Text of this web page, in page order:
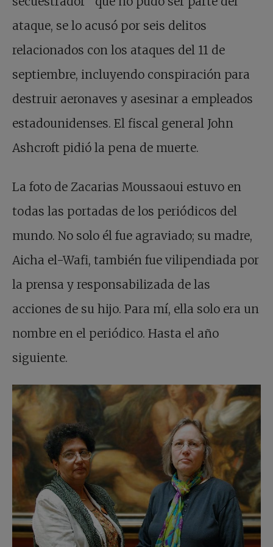
ataque, se lo acusó por seis delitos
relacionados con los ataques del 11 de
septiembre, incluyendo conspiración para
destruir aeronaves y asesinar a empleados
estadounidenses. El fiscal general John
Ashcroft pidió la pena de muerte.
La foto de Zacarias Moussaoui estuvo en
todas las portadas de los periódicos del
mundo. No solo él fue agraviado; su madre,
Aicha el-Wafi, también fue vilipendiada por
la prensa y responsabilizada de las
acciones de su hijo. Para mí, ella solo era un
nombre en el periódico. Hasta el año
siguiente.